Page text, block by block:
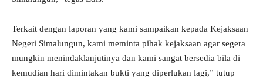
Terkait dengan laporan yang kami sampaikan kepada Kejaksaan
Negeri Simalungun, kami meminta pihak kejaksaan agar segera
mungkin menindaklanjutinya dan kami sangat bersedia bila di
kemudian hari dimintakan bukti yang diperlukan lagi,” tutup